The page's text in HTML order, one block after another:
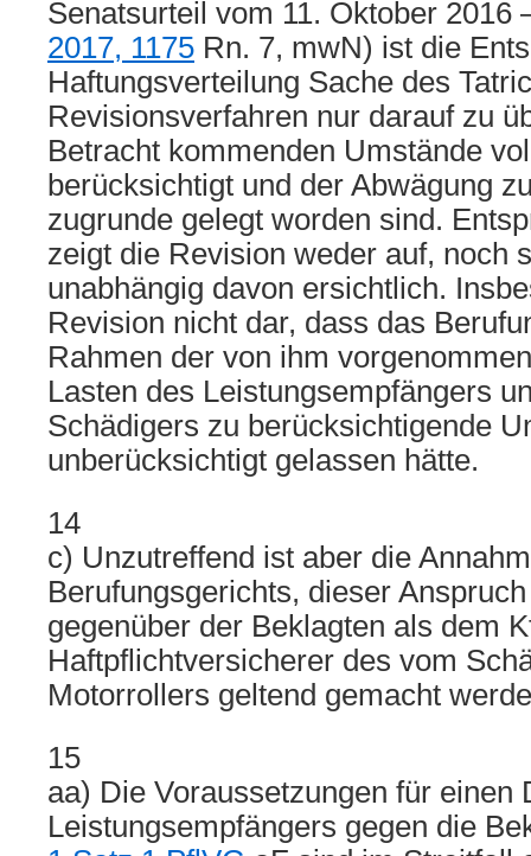
Senatsurteil vom 11. Oktober 2016
2017, 1175 Rn. 7, mwN) ist die
Haftungsverteilung Sache des
Revisionsverfahren nur darauf zu
Betracht kommenden Umstände
berücksichtigt und der Abwägung
zugrunde gelegt worden sind.
zeigt die Revision weder auf, noch
unabhängig davon ersichtlich.
Revision nicht dar, dass das
Rahmen der von ihm
Lasten des Leistungsempfängers
Schädigers zu berücksichtigende
unberücksichtigt gelassen hätte.
14
c) Unzutreffend ist aber die
Berufungsgerichts, dieser
gegenüber der Beklagten als dem
Haftpflichtversicherer des vom
Motorrollers geltend gemacht
15
aa) Die Voraussetzungen für einen
Leistungsempfängers gegen die